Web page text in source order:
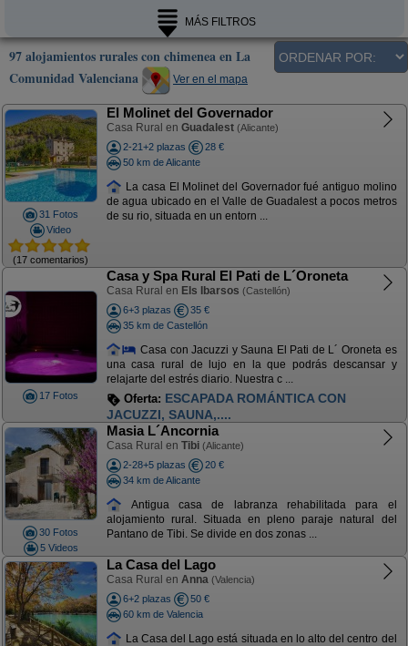
MÁS FILTROS
97 alojamientos rurales con chimenea en La
Comunidad Valenciana
Ver en el mapa
31 Fotos
Video
(17 comentarios)
El Molinet del Governador
Casa Rural en Guadalest (Alicante)
2-21+2 plazas
28 €
50 km de Alicante
La casa El Molinet del Governador fué antiguo molino
de agua ubicado en el Valle de Guadalest a pocos metros
de su rio, situada en un entorn ...
17 Fotos
Casa y Spa Rural El Pati de L´Oroneta
Casa Rural en Els Ibarsos (Castellón)
6+3 plazas
35 €
35 km de Castellón
Casa con Jacuzzi y Sauna El Pati de L´ Oroneta es
una casa rural de lujo en la que podrás descansar y
relajarte del estrés diario. Nuestra c ...
Oferta: ESCAPADA ROMÁNTICA CON
JACUZZI, SAUNA,....
30 Fotos
5 Videos
Masia L´Ancornia
Casa Rural en Tibi (Alicante)
2-28+5 plazas
20 €
34 km de Alicante
Antigua casa de labranza rehabilitada para el
alojamiento rural. Situada en pleno paraje natural del
Pantano de Tibi. Se divide en dos zonas ...
La Casa del Lago
Casa Rural en Anna (Valencia)
6+2 plazas
50 €
60 km de Valencia
La Casa del Lago está situada en lo alto del centro del